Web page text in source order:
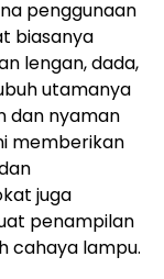
penggunaan
biasanya
lengan, dada,
utamanya
dan nyaman
memberikan
juga
penampilan
cahaya lampu.